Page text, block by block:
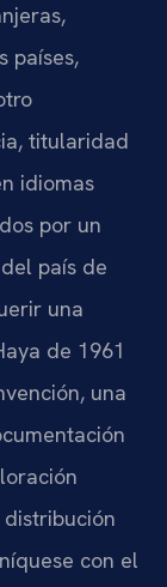
países,
titularidad
idiomas
por un
país de
una
de 1961
una
con el